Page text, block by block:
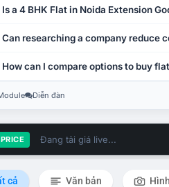
Is a 4 BHK Flat in Noida Extension
Can researching a company reduce
How can I compare options to buy
Diễn đàn
Đang tải giá live...
cả Văn bản